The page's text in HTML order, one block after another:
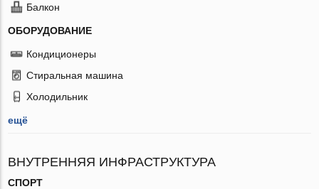
Балкон
ОБОРУДОВАНИЕ
Кондиционеры
Стиральная машина
Холодильник
ещё
ВНУТРЕННЯЯ ИНФРАСТРУКТУРА
СПОРТ